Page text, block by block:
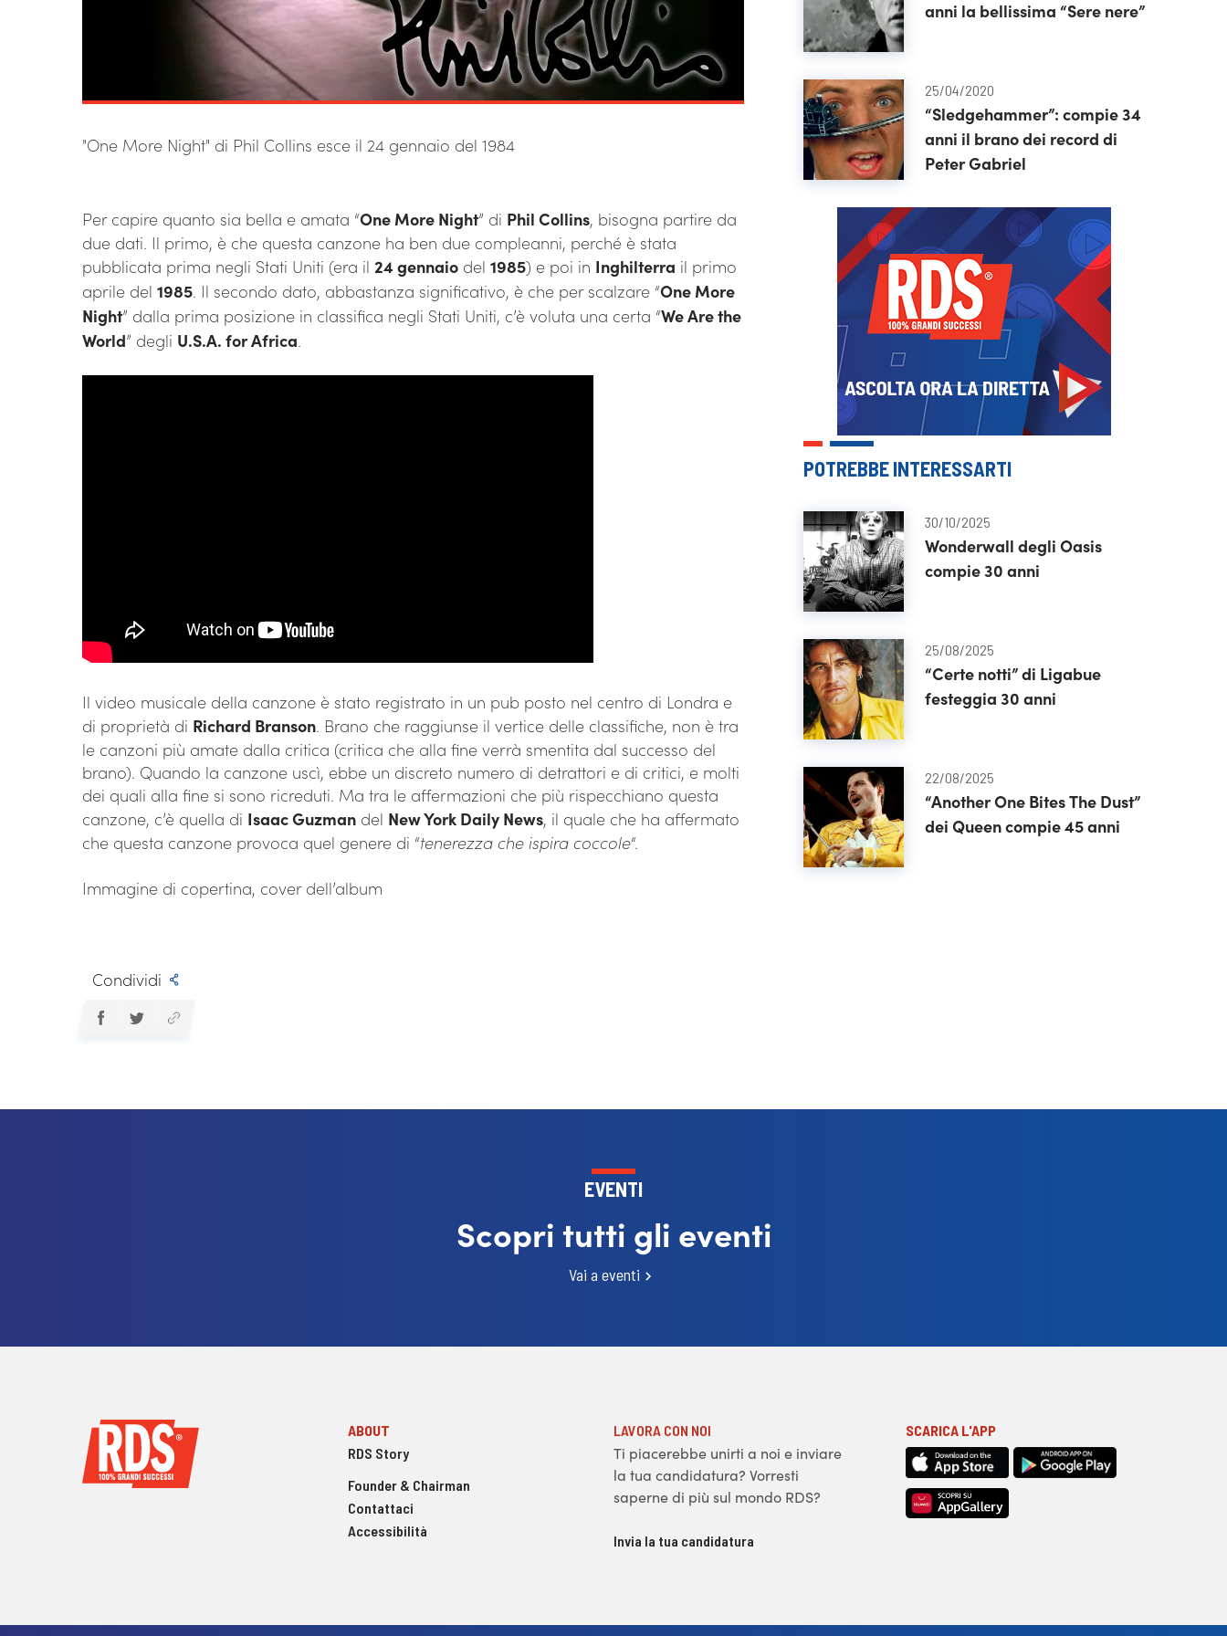
"One More Night" di Phil Collins esce il 24 gennaio del 1984
Per capire quanto sia bella e amata “One More Night” di Phil Collins, bisogna partire da
due dati. Il primo, è che questa canzone ha ben due compleanni, perché è stata
pubblicata prima negli Stati Uniti (era il 24 gennaio del 1985) e poi in Inghilterra il primo
aprile del 1985. Il secondo dato, abbastanza significativo, è che per scalzare “One More
Night” dalla prima posizione in classifica negli Stati Uniti, c’è voluta una certa “We Are the
World” degli U.S.A. for Africa.
Il video musicale della canzone è stato registrato in un pub posto nel centro di Londra e
di proprietà di Richard Branson. Brano che raggiunse il vertice delle classifiche, non è tra
le canzoni più amate dalla critica (critica che alla fine verrà smentita dal successo del
brano). Quando la canzone uscì, ebbe un discreto numero di detrattori e di critici, e molti
dei quali alla fine si sono ricreduti. Ma tra le affermazioni che più rispecchiano questa
canzone, c’è quella di Isaac Guzman del New York Daily News, il quale che ha affermato
che questa canzone provoca quel genere di “tenerezza che ispira coccole“.
Immagine di copertina, cover dell’album
Condividi
anni la bellissima “Sere nere”
25/04/2020
“Sledgehammer”: compie 34
anni il brano dei record di
Peter Gabriel
POTREBBE INTERESSARTI
30/10/2025
Wonderwall degli Oasis
compie 30 anni
25/08/2025
“Certe notti” di Ligabue
festeggia 30 anni
22/08/2025
“Another One Bites The Dust”
dei Queen compie 45 anni
EVENTI
Scopri tutti gli eventi
Vai a eventi
ABOUT
RDS Story
Founder & Chairman
Contattaci
Accessibilità
LAVORA CON NOI
Ti piacerebbe unirti a noi e inviare
la tua candidatura? Vorresti
saperne di più sul mondo RDS?
Invia la tua candidatura
SCARICA L'APP